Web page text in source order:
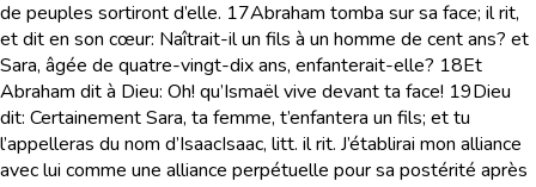
de peuples sortiront d’elle. 17Abraham tomba sur sa face; il rit,
et dit en son cœur: Naîtrait-il un fils à un homme de cent ans? et
Sara, âgée de quatre-vingt-dix ans, enfanterait-elle? 18Et
Abraham dit à Dieu: Oh! qu’Ismaël vive devant ta face! 19Dieu
dit: Certainement Sara, ta femme, t’enfantera un fils; et tu
l’appelleras du nom d’IsaacIsaac, litt. il rit. J’établirai mon alliance
avec lui comme une alliance perpétuelle pour sa postérité après